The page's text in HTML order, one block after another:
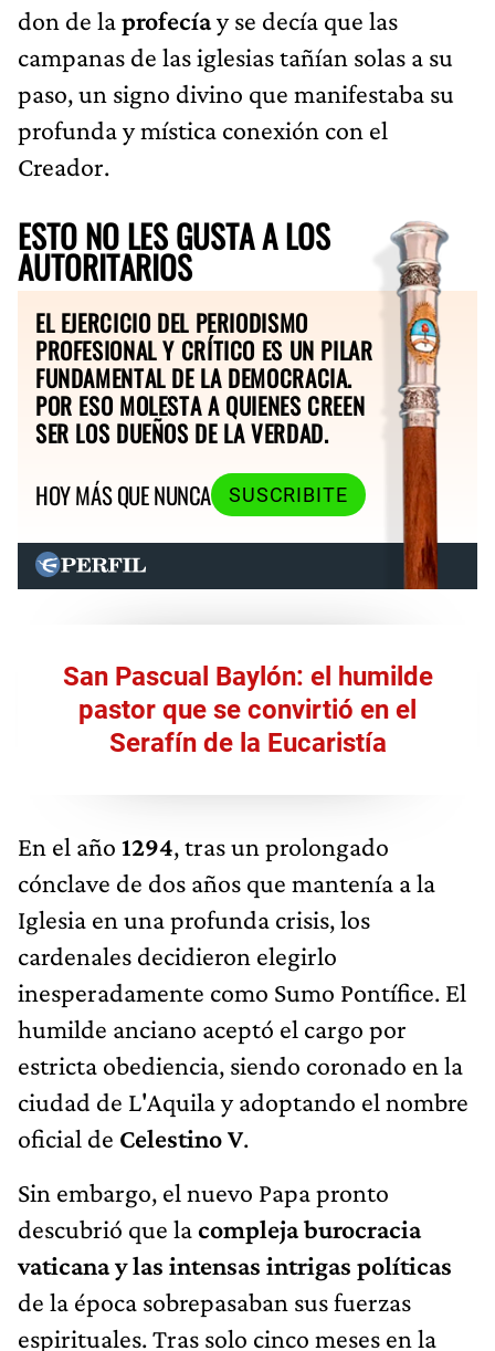
don de laprofecíay se decía que las
campanas de las iglesias tañían solas a su
paso, un signo divino que manifestaba su
profunda y mística conexión con el
Creador.
ESTO NO LES GUSTA A LOS
AUTORITARIOS
EL EJERCICIO DEL PERIODISMO
PROFESIONAL Y CRÍTICO ES UN PILAR
FUNDAMENTAL DE LA DEMOCRACIA.
POR ESO MOLESTA A QUIENES CREEN
SER LOS DUEÑOS DE LA VERDAD.
HOY MÁS QUE NUNCA
SUSCRIBITE
San Pascual Baylón: el humilde
pastor que se convirtió en el
Serafín de la Eucaristía
En el año 1294, tras un prolongado
cónclave de dos años que mantenía a la
Iglesia en una profunda crisis, los
cardenales decidieron elegirlo
inesperadamente como Sumo Pontífice. El
humilde anciano aceptó el cargo por
estricta obediencia, siendo coronado en la
ciudad de L'Aquila y adoptando el nombre
oficial de Celestino V.
Sin embargo, el nuevo Papa pronto
descubrió que lacompleja burocracia
vaticana y las intensas intrigas políticas
de la época sobrepasaban sus fuerzas
espirituales. Tras solo cinco meses en la